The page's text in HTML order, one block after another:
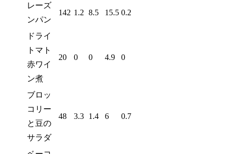
レーズ
ンパン
142 1.2 8.5 15.5 0.2
ドライ
トマト
赤ワイ
ン煮
20 0 0 4.9 0
ブロッ
コリー
と豆の
サラダ
48 3.3 1.4 6 0.7